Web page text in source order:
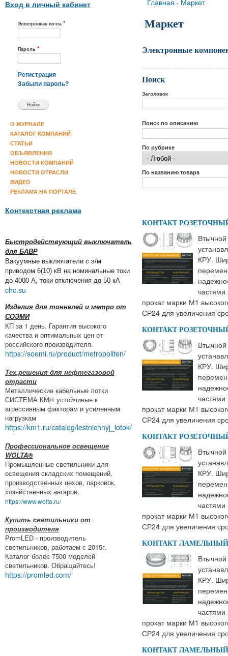
Вход в личный кабинет
Электронная почта *
Пароль *
Регистрация
Забыли пароль?
О ЖУРНАЛЕ
КАТАЛОГ КОМПАНИЙ
СТАТЬИ
ОБЪЯВЛЕНИЯ
НОВОСТИ КОМПАНИЙ
НОВОСТИ ОТРАСЛИ
ВИДЕО
РЕКЛАМА НА ПОРТАЛЕ
Контекстная реклама
Быстродействующий выключатель
для БАВР
Вакуумные выключатели с э/м
приводом 6(10) кВ на номинальные токи
до 4000 А, токи отключения до 50 кА
chc.su
Изделия для тоннелей и метро от
СОЭМИ
КП за 1 день. Гарантия высокого
качества и оптимальных цен от
российского производителя.
https://soemi.ru/product/metropoliten/
Тех.решения для нефтегазовой
отрасти
Металлические кабельные лотки
СИСТЕМА КМ® устойчивые к
агрессивным факторам и усиленным
нагрузкам
https://km1.ru/catalog/lestnichnyj_lotok/
Профессиональное освещение
WOLTA®
Промышленные светильники для
освещения складских помещений,
производственных цехов, парковок,
хозяйственных ангаров.
https://www.wolta.ru/
Купить светильники от
производителя
PromLED - производитель
светильников, работаем с 2015г.
Каталог более 7500 моделей
светильников. Обращайтесь!
https://promled.com/
Вы здесь
Главная » Маркет
Маркет
Электронные
Поиск
Заголовок
Поиск по описанию
По рубрике
По названию товара
КОНТАКТ
КРУ.
частями
прокат марки М1
СР24 для увеличения
КОНТАКТ
КРУ.
частями
прокат марки М1
СР24 для увеличения
КОНТАКТ
КРУ.
частями
прокат марки М1
СР24 для увеличения
КОНТАКТ ЛАМЕЛЬНЫЙ
КРУ.
частями
прокат марки М1
СР24 для увеличения
КОНТАКТ ЛАМЕЛЬНЫЙ